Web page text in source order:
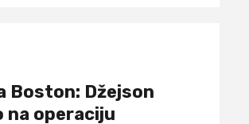
Boston: Džejson
na operaciju